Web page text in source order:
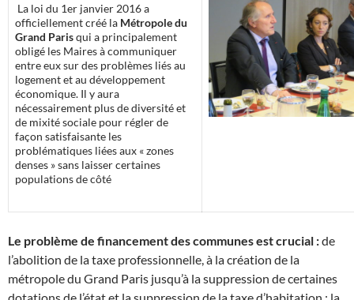
La loi du 1er janvier 2016 a
officiellement créé la Métropole du
Grand Parisqui a principalement
obligé les Maires à communiquer
entre eux sur des problèmes liés au
logement et au développement
économique. Il y aura
nécessairement plus de diversité et
de mixité sociale pour régler de
façon satisfaisante les
problématiques liées aux « zones
denses » sans laisser certaines
populations de côté
Le problème de financement des communes est crucial :de
l’abolition de la taxe professionnelle, à la création de la
métropole du Grand Paris jusqu’à la suppression de certaines
dotations de l’état et la suppression de la taxe d’habitation : la